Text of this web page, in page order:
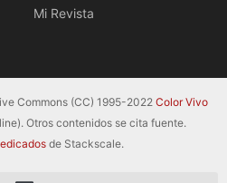
Mi Revista
Commons (CC) 1995-2022 Color Vivo
Otros contenidos se cita fuente.
de Stackscale.